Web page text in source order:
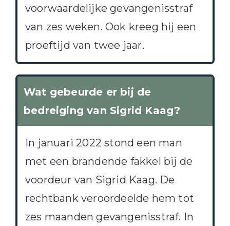
voorwaardelijke gevangenisstraf
van zes weken. Ook kreeg hij een
proeftijd van twee jaar.
Wat gebeurde er bij de
bedreiging van Sigrid Kaag?
In januari 2022 stond een man
met een brandende fakkel bij de
voordeur van Sigrid Kaag. De
rechtbank veroordeelde hem tot
zes maanden gevangenisstraf. In